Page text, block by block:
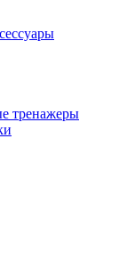
тренажеры